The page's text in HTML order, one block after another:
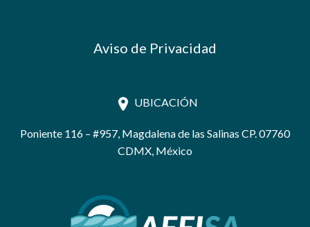
Aviso de Privacidad
UBICACIÓN
Poniente 116 – #957, Magdalena de las Salinas CP. 07760
CDMX, México